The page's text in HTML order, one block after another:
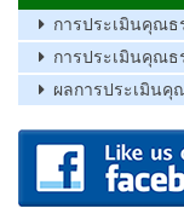
การประเมินคุณธ
การประเมินคุณธ
ผลการประเมินคุ